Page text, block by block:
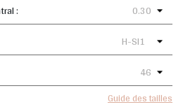
:
Guide des tailles